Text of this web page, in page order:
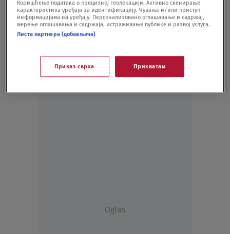
FUDBAL10.08.20.
Oglas
Коришћење података о прецизној геолокацији. Активно скенирање
карактеристика уређаја за идентификацију. Чување и/или приступ
информацијама на уређају. Персонализовано оглашавање и садржај,
мерење оглашавања и садржаја, истраживање публике и развој услуга.
Листа партнера (добављача)
Приказ сврха Прихватам